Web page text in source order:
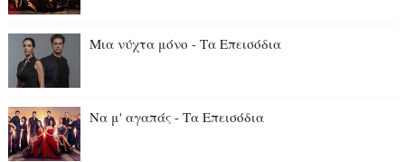
Μια νύχτα μόνο - Τα Επεισόδια
Να μ' αγαπάς - Τα Επεισόδια